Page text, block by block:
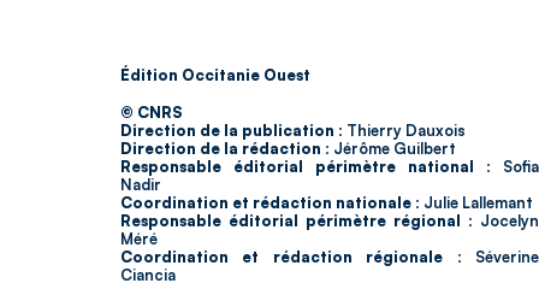
Édition Occitanie Ouest
© CNRS
Direction de la publication : Thierry Dauxois
Direction de la rédaction : Jérôme Guilbert
Responsable éditorial périmètre national : Sofia
Nadir
Coordination et rédaction nationale : Julie Lallemant
Responsable éditorial périmètre régional : Jocelyn
Méré
Coordination et rédaction régionale : Séverine
Ciancia